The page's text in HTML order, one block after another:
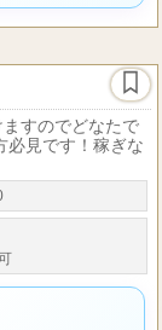
すのでどなたで
必見です！稼ぎな